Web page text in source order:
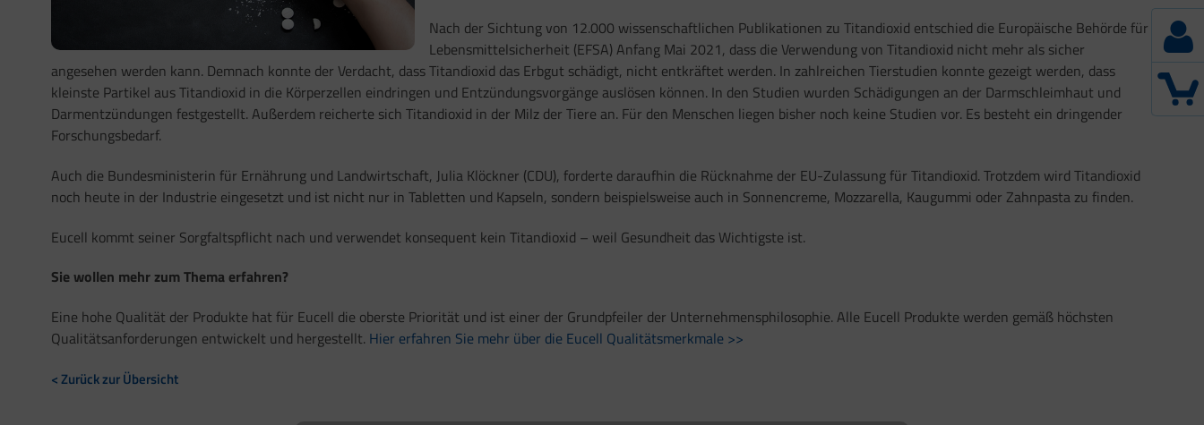
Nach der Sichtung von 12.000 wissenschaftlichen Publikationen zu Titandioxid entschied die Europäische Behörde für
Lebensmittelsicherheit (EFSA) Anfang Mai 2021, dass die Verwendung von Titandioxid nicht mehr als sicher
angesehen werden kann. Demnach konnte der Verdacht, dass Titandioxid das Erbgut schädigt, nicht entkräftet werden. In zahlreichen Tierstudien konnte gezeigt werden, dass
kleinste Partikel aus Titandioxid in die Körperzellen eindringen und Entzündungsvorgänge auslösen können. In den Studien wurden Schädigungen an der Darmschleimhaut und
Darmentzündungen festgestellt. Außerdem reicherte sich Titandioxid in der Milz der Tiere an. Für den Menschen liegen bisher noch keine Studien vor. Es besteht ein dringender
Forschungsbedarf.
Auch die Bundesministerin für Ernährung und Landwirtschaft, Julia Klöckner (CDU), forderte daraufhin die Rücknahme der EU-Zulassung für Titandioxid. Trotzdem wird Titandioxid
noch heute in der Industrie eingesetzt und ist nicht nur in Tabletten und Kapseln, sondern beispielsweise auch in Sonnencreme, Mozzarella, Kaugummi oder Zahnpasta zu finden.
Eucell kommt seiner Sorgfaltspflicht nach und verwendet konsequent kein Titandioxid – weil Gesundheit das Wichtigste ist.
Sie wollen mehr zum Thema erfahren?
Eine hohe Qualität der Produkte hat für Eucell die oberste Priorität und ist einer der Grundpfeiler der Unternehmensphilosophie. Alle Eucell Produkte werden gemäß höchsten
Qualitätsanforderungen entwickelt und hergestellt. Hier erfahren Sie mehr über die Eucell Qualitätsmerkmale >>
< Zurück zur Übersicht